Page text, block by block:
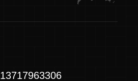
13717963306